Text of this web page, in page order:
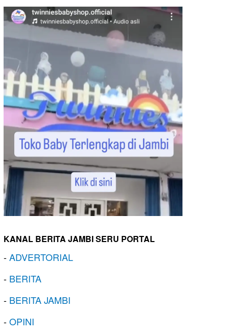
KANAL BERITA JAMBI SERU PORTAL
-ADVERTORIAL
- BERITA
- BERITA JAMBI
-OPINI